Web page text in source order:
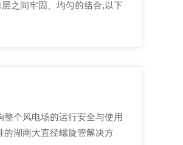
之间牢固、均匀的结合,以下
个风电场的运行安全与使用
湖南大直径螺旋管解决方